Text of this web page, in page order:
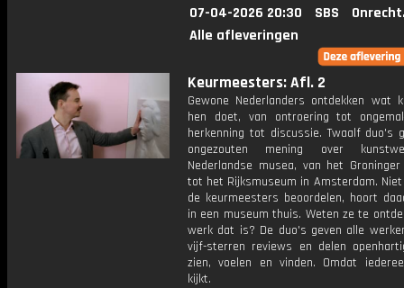
07-04-2026 20:30 SBS
Alle afleveringen
Keurmeesters: Afl. 2
Gewone Nederlanders ontdekken wat
hen doet, van ontroering tot
herkenning tot discussie. Twaalf duo's
ongezouten mening over
Nederlandse musea, van het
tot het Rijksmuseum in Amsterdam.
de keurmeesters beoordelen, hoort
in een museum thuis. Weten ze te
werk dat is? De duo's geven alle
vijf-sterren reviews en delen
zien, voelen en vinden. Omdat
kijkt.